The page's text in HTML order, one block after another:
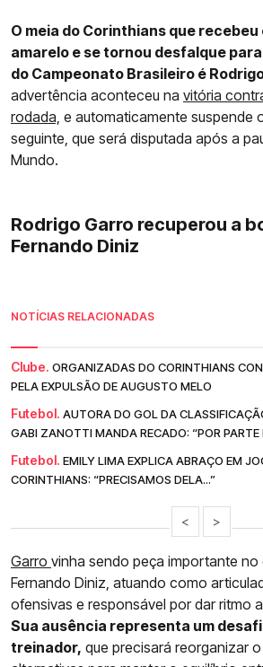
O meia do Corinthians que
amarelo e se tornou desfalque
do Campeonato Brasileiro é
advertência aconteceu na vitória
rodada, e automaticamente suspende
seguinte, que será disputada após a
Mundo.
Rodrigo Garro recuperou a
Fernando Diniz
NOTÍCIAS RELACIONADAS
Clube. ORGANIZADAS DO CORINTHIANS
PELA EXPULSÃO DE AUGUSTO MELO
Futebol. AUTORA DO GOL DA
GABI ZANOTTI MANDA RECADO: “POR PARTE
Futebol. EMILY LIMA EXPLICA ABRAÇO EM
CORINTHIANS: “PRECISAMOS DELA...”
< >
Garro vinha sendo peça importante no
Fernando Diniz, atuando como
ofensivas e responsável por dar ritmo
Sua ausência representa um
treinador, que precisará reorganizar